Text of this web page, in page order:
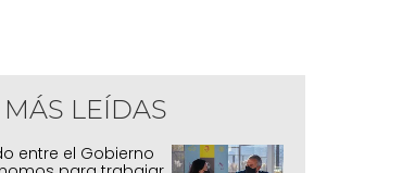
MÁS LEÍDAS
entre el Gobierno